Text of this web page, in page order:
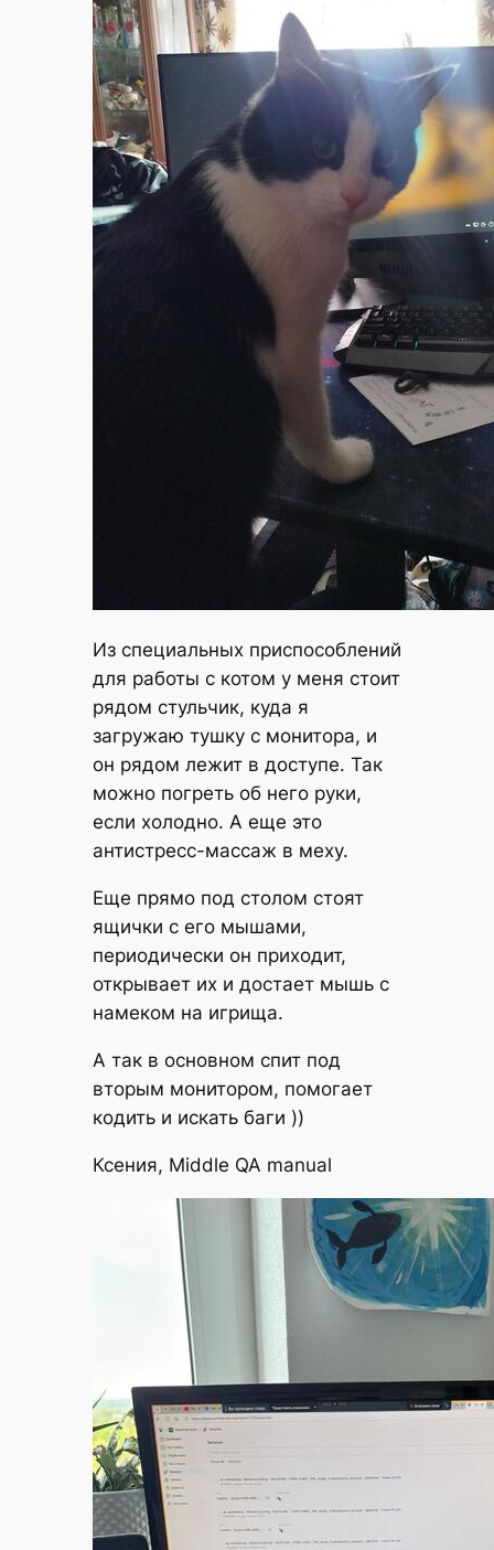
Из специальных приспособлений
для работы с котом у меня стоит
рядом стульчик, куда я
загружаю тушку с монитора, и
он рядом лежит в доступе. Так
можно погреть об него руки,
если холодно. А еще это
антистресс-массаж в меху.
Еще прямо под столом стоят
ящички с его мышами,
периодически он приходит,
открывает их и достает мышь с
намеком на игрища.
А так в основном спит под
вторым монитором, помогает
кодить и искать баги ))
Ксения, Middle QA manual